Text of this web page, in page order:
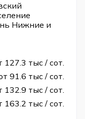
Нижние и
127.3 тыс / сот.
91.6 тыс / сот.
132.9 тыс / сот.
163.2 тыс / сот.